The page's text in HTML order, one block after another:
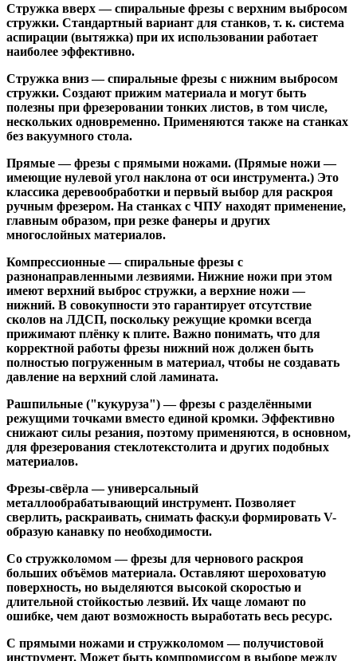
Стружка вверх— спиральные фрезы с верхним выбросом
стружки. Стандартный вариант для станков, т. к. система
аспирации (вытяжка) при их использовании работает
наиболее эффективно.
Стружка вниз— спиральные фрезы с нижним выбросом
стружки. Создают прижим материала и могут быть
полезны при фрезеровании тонких листов, в том числе,
нескольких одновременно. Применяются также на станках
без вакуумного стола.
Прямые— фрезы с прямыми ножами. (Прямые ножи —
имеющие нулевой угол наклона от оси инструмента.) Это
классика деревообработки и первый выбор для раскроя
ручным фрезером. На станках с ЧПУ находят применение,
главным образом, при резке фанеры и других
многослойных материалов.
Компрессионные— спиральные фрезы с
разнонаправленными лезвиями. Нижние ножи при этом
имеют верхний выброс стружки, а верхние ножи —
нижний. В совокупности это гарантирует отсутствие
сколов на ЛДСП, поскольку режущие кромки всегда
прижимают плёнку к плите. Важно понимать, что для
корректной работы фрезы нижний нож должен быть
полностью погруженным в материал, чтобы не создавать
давление на верхний слой ламината.
Рашпильные ("кукуруза")— фрезы с разделёнными
режущими точками вместо единой кромки. Эффективно
снижают силы резания, поэтому применяются, в основном,
для фрезерования стеклотекстолита и других подобных
материалов.
Фрезы-свёрла — универсальный
металлообрабатывающий инструмент. Позволяет
сверлить, раскраивать, снимать фаску.и формировать V-
образую канавку по необходимости.
Со стружколомом— фрезы для чернового раскроя
больших объёмов материала. Оставляют шероховатую
поверхность, но выделяются высокой скоростью и
длительной стойкостью лезвий. Их чаще ломают по
ошибке, чем дают возможность выработать весь ресурс.
С прямыми ножами и стружколомом— получистовой
инструмент. Может быть компромиссом в выборе между